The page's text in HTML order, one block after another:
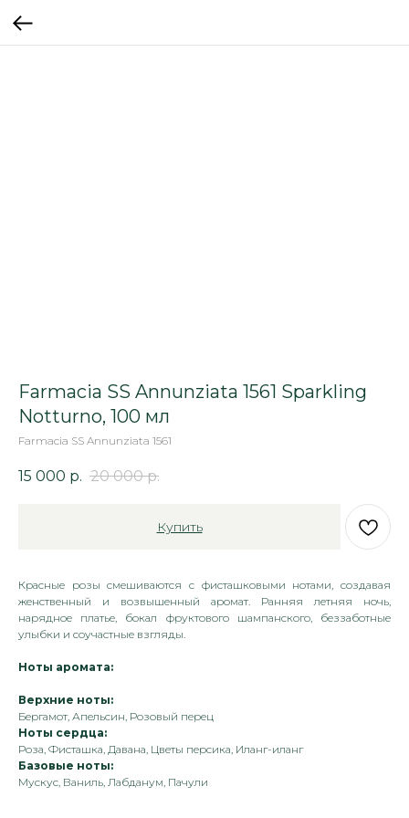
Farmacia SS Annunziata 1561 Sparkling
Notturno, 100 мл
Farmacia SS Annunziata 1561
15 000 р. 20 000 р.
Купить
Красные розы смешиваются с фисташковыми нотами, создавая
женственный и возвышенный аромат. Ранняя летняя ночь,
нарядное платье, бокал фруктового шампанского, беззаботные
улыбки и соучастные взгляды.
Ноты аромата:
Верхние ноты:
Бергамот, Апельсин, Розовый перец
Ноты сердца:
Роза, Фисташка, Давана, Цветы персика, Иланг-иланг
Базовые ноты:
Мускус, Ваниль, Лабданум, Пачули